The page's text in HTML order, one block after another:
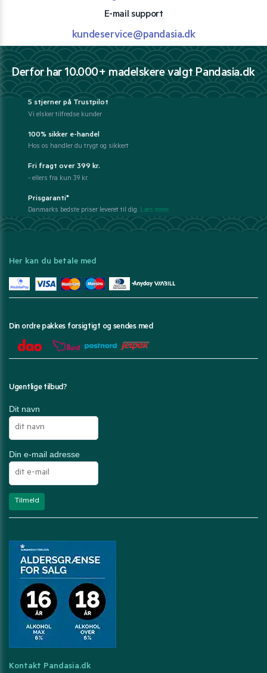
E-mail support
kundeservice@pandasia.dk
Derfor har 10.000+ madelskere valgt Pandasia.dk
5 stjerner på Trustpilot
Vi elsker tilfredse kunder
100% sikker e-handel
Hos os handler du trygt og sikkert
Fri fragt over 399 kr.
- ellers fra kun 39 kr.
Prisgaranti*
Danmarks bedste priser leveret til dig. Læs mere
Her kan du betale med
Din ordre pakkes forsigtigt og sendes med
Ugentlige tilbud?
Dit navn
Din e-mail adresse
Kontakt Pandasia.dk